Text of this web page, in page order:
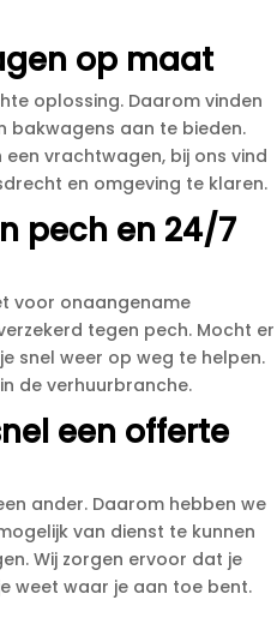
op maat
oplossing.​ Daarom vinden
bakwagens aan te bieden.​
vrachtwagen, bij ons vind
en omgeving te klaren.​
pech en 24/7
voor onaangename
tegen pech.​ Mocht er
snel weer op weg te helpen.​
de verhuurbranche.​
een offerte
ander.​ Daarom hebben we
van dienst te kunnen
Wij zorgen ervoor dat je
weet waar je aan toe bent.​